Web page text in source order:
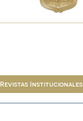
Revistas Institucionales